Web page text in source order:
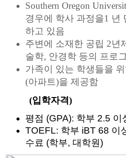
Southern Oregon
경우에 학사 과정을1 년
하고 있음
주변에 소재한 공립 2년
술학, 안경학 등의 프로
가족이 있는 학생들을
(아파트)을 제공함
(입학자격)
평점 (GPA): 학부 2.5 이
TOEFL: 학부 iBT 68 이
수료 (학부, 대학원)